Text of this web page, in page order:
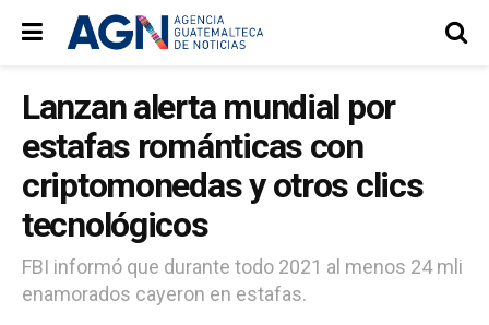
Lanzan alerta mundial por
estafas románticas con
criptomonedas y otros clics
tecnológicos
FBI informó que durante todo 2021 al menos 24 mli
enamorados cayeron en estafas.